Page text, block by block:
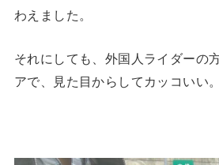
わえました。
それにしても、外国人ライダーの
アで、見た目からしてカッコいい。